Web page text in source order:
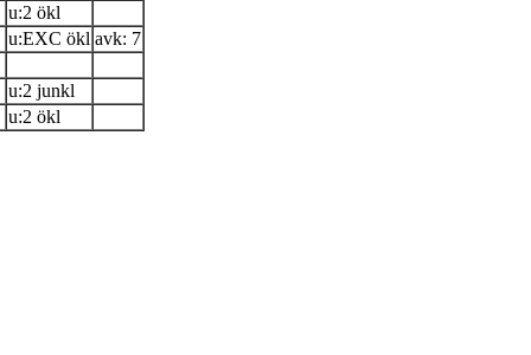
u:2 ökl
u:EXC ökl avk: 7
u:2 junkl
u:2 ökl